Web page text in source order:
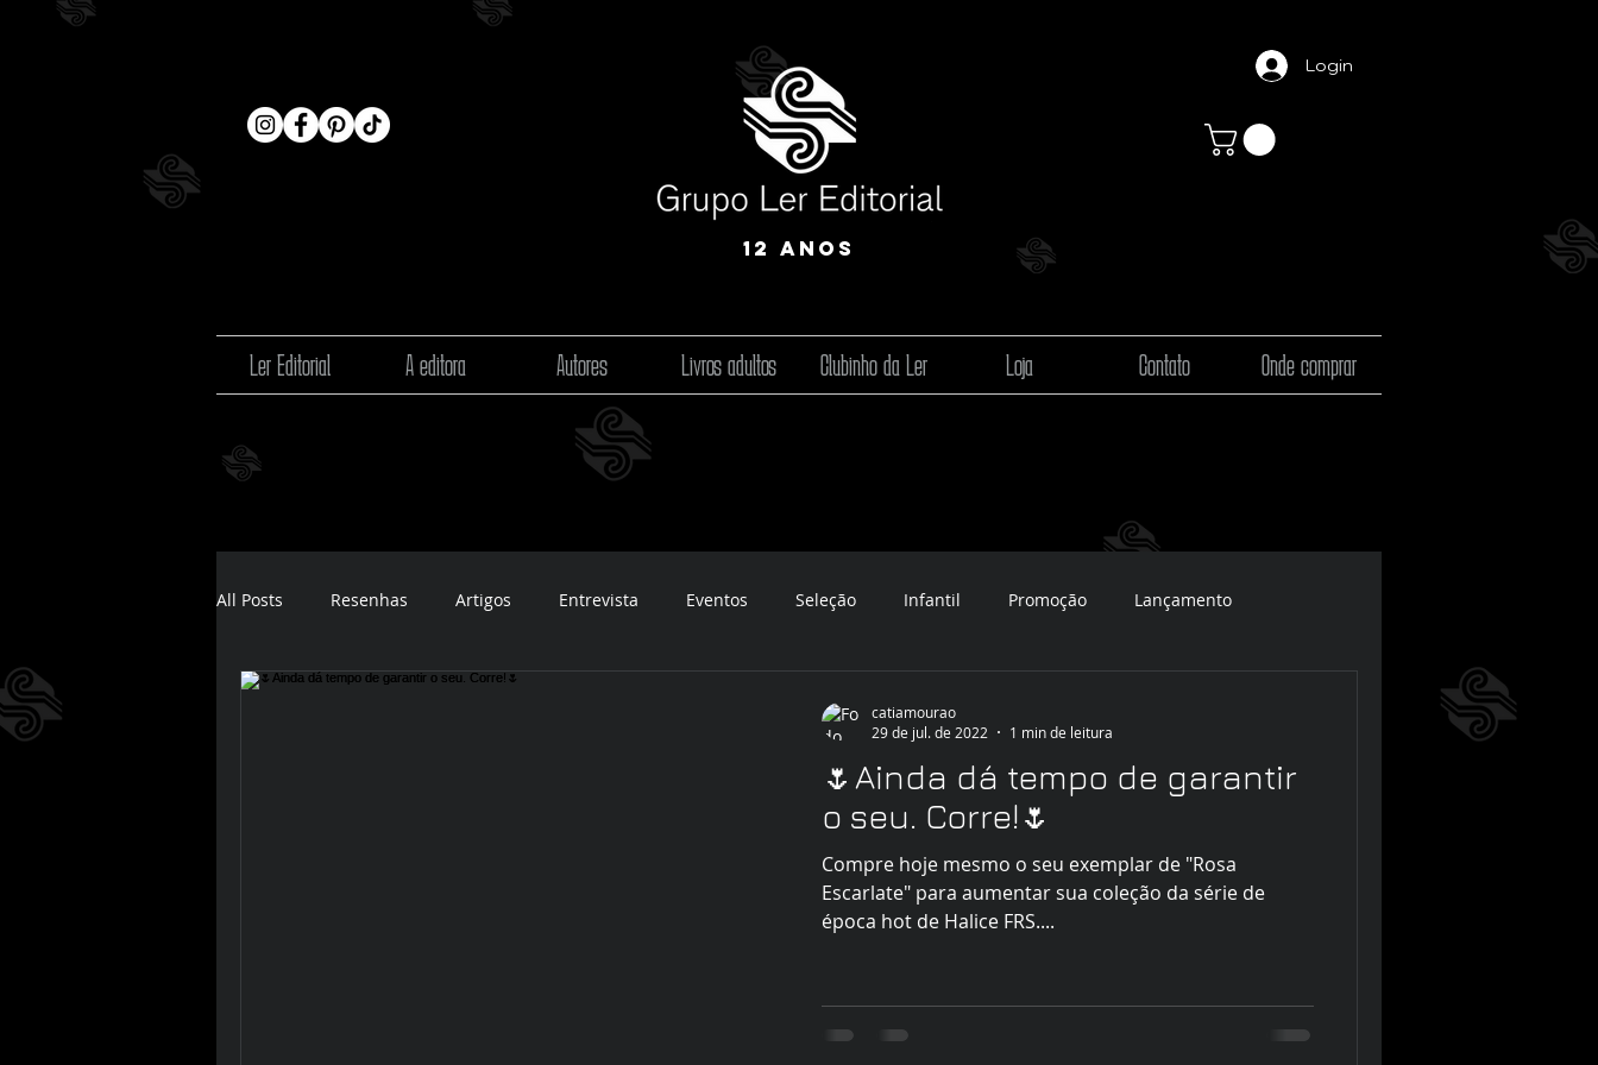
12 anos
Login
Ler Editorial A editora Autores Livros adultos Clubinho da Ler Loja Contato Onde comprar
All Posts Resenhas Artigos Entrevista Eventos Seleção Infantil Promoção Lançamento
🌷Ainda dá tempo de garantir
o seu. Corre!🌷
Compre hoje mesmo o seu exemplar de "Rosa
Escarlate" para aumentar sua coleção da série de
época hot de Halice FRS....
catiamourao
29 de jul. de 2022
1 min de leitura